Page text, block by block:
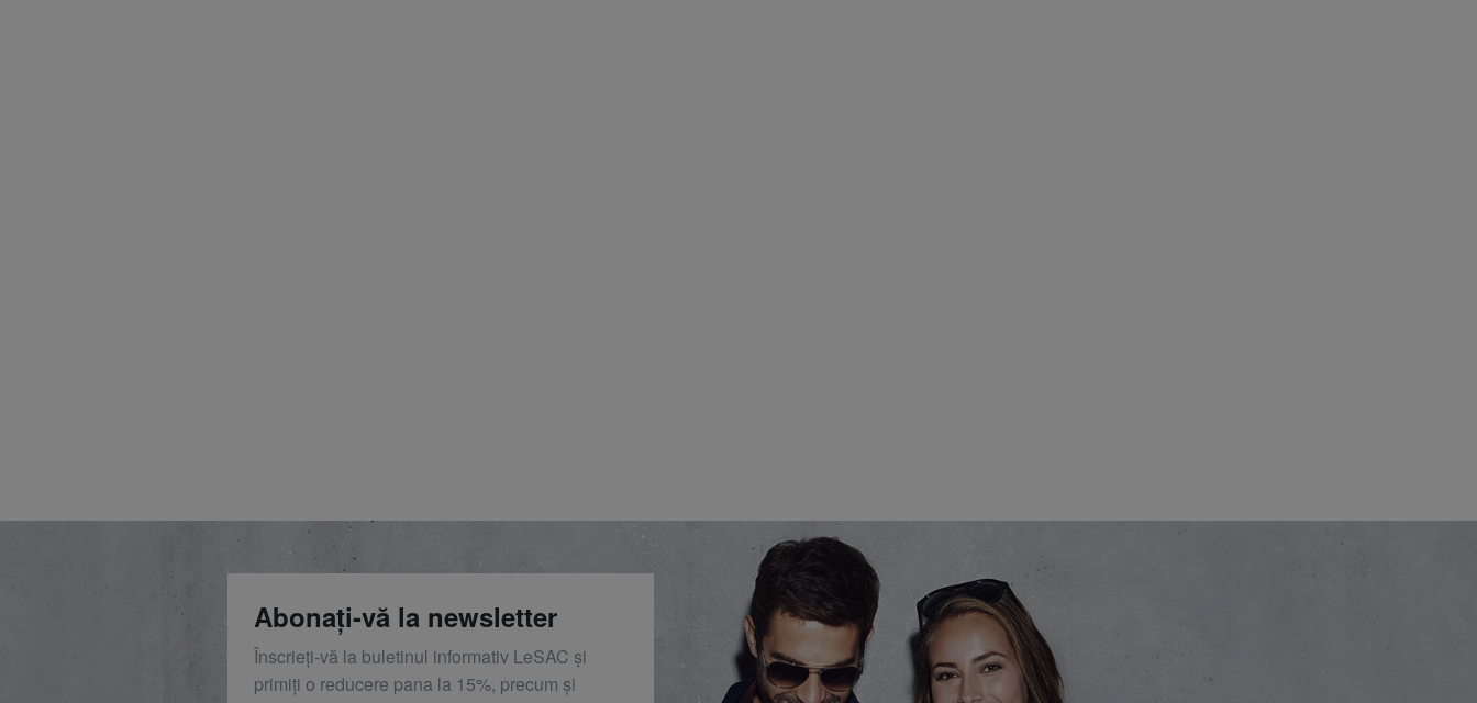
Abonați-vă la newsletter
Înscrieți-vă la buletinul informativ LeSAC și
primiți o reducere pana la 15%, precum și